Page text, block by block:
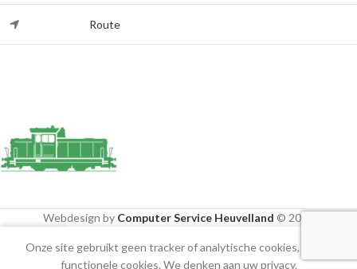
Route
Webdesign by Computer Service Heuvelland © 2020
Mijn account
Onze site gebruikt geen tracker of analytische cookies, alleen
functionele cookies. We denken aan uw privacy.